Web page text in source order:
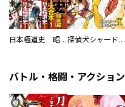
日本極道史 昭和編 スーパー大合本 探偵犬シャードック（新装版）
バトル・格闘・アクション